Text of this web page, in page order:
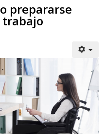
prepararse